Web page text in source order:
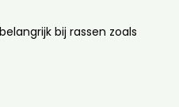
bij rassen zoals